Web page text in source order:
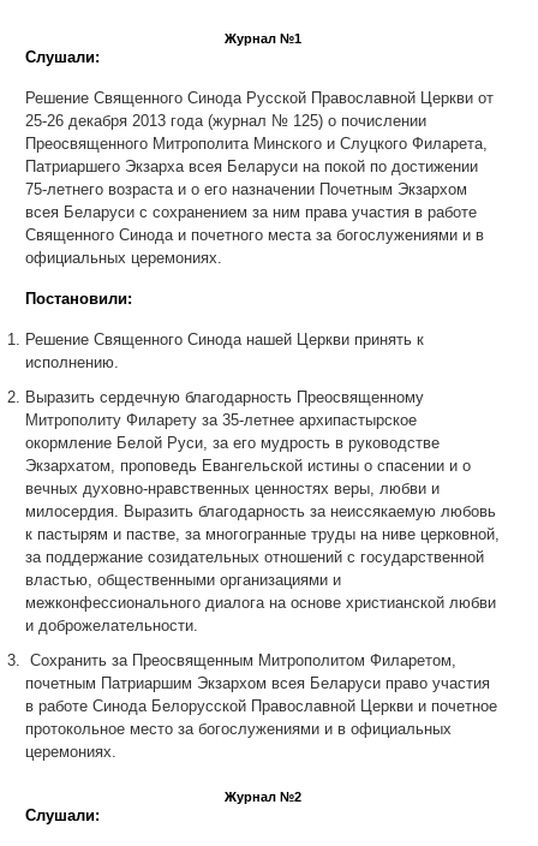
Журнал №1
Слушали:
Решение Священного Синода Русской Православной Церкви от
25-26 декабря 2013 года (журнал № 125) о почислении
Преосвященного Митрополита Минского и Слуцкого Филарета,
Патриаршего Экзарха всея Беларуси на покой по достижении
75-летнего возраста и о его назначении Почетным Экзархом
всея Беларуси с сохранением за ним права участия в работе
Священного Синода и почетного места за богослужениями и в
официальных церемониях.
Постановили:
Решение Священного Синода нашей Церкви принять к
исполнению.
Выразить сердечную благодарность Преосвященному
Митрополиту Филарету за 35-летнее архипастырское
окормление Белой Руси, за его мудрость в руководстве
Экзархатом, проповедь Евангельской истины о спасении и о
вечных духовно-нравственных ценностях веры, любви и
милосердия. Выразить благодарность за неиссякаемую любовь
к пастырям и пастве, за многогранные труды на ниве церковной,
за поддержание созидательных отношений с государственной
властью, общественными организациями и
межконфессионального диалога на основе христианской любви
и доброжелательности.
Сохранить за Преосвященным Митрополитом Филаретом,
почетным Патриаршим Экзархом всея Беларуси право участия
в работе Синода Белорусской Православной Церкви и почетное
протокольное место за богослужениями и в официальных
церемониях.
Журнал №2
Слушали: